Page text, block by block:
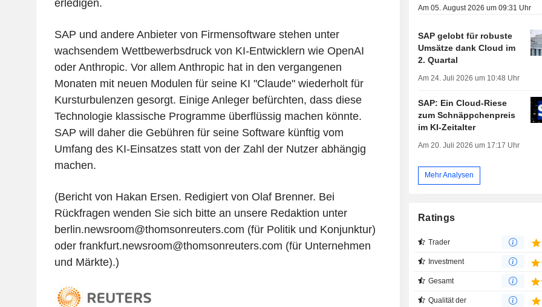
erledigen.
SAP und andere Anbieter von Firmensoftware stehen unter
wachsendem Wettbewerbsdruck von KI-Entwicklern wie OpenAI
oder Anthropic. Vor allem Anthropic hat in den vergangenen
Monaten mit neuen Modulen für seine KI "Claude" wiederholt für
Kursturbulenzen gesorgt. Einige Anleger befürchten, dass diese
Technologie klassische Programme überflüssig machen könnte.
SAP will daher die Gebühren für seine Software künftig vom
Umfang des KI-Einsatzes statt von der Zahl der Nutzer abhängig
machen.
(Bericht von Hakan Ersen. Redigiert von Olaf Brenner. Bei
Rückfragen wenden Sie sich bitte an unsere Redaktion unter
berlin.newsroom@thomsonreuters.com (für Politik und Konjunktur)
oder frankfurt.newsroom@thomsonreuters.com (für Unternehmen
und Märkte).)
Am 05. August 2026 um 09:31 Uhr
SAP gelobt für robuste
Umsätze dank Cloud im
2. Quartal
Am 24. Juli 2026 um 10:48 Uhr
SAP: Ein Cloud-Riese
zum Schnäppchenpreis
im KI-Zeitalter
Am 20. Juli 2026 um 17:17 Uhr
Mehr Analysen
Ratings
Trader
Investment
Gesamt
Qualität der